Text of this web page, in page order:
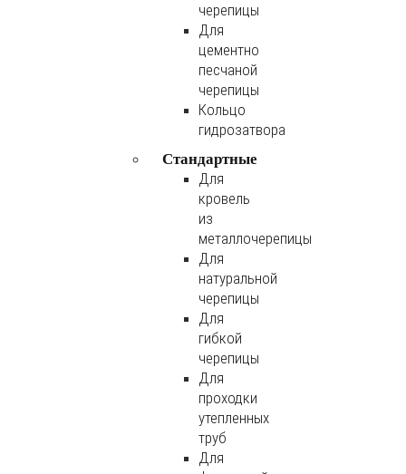
черепицы
Для
цементно
песчаной
черепицы
Кольцо
гидрозатвора
Стандартные
Для
кровель
из
металлочерепицы
Для
натуральной
черепицы
Для
гибкой
черепицы
Для
проходки
утепленных
труб
Для